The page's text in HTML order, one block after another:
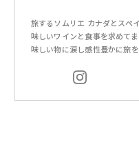
旅するソムリエ カナダとスペ
味しいワインと食事を求めて
味しい物に涙し感性豊かに旅